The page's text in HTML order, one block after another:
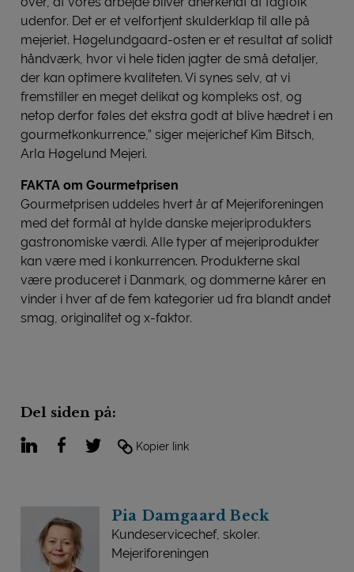
udenfor. Det er et velfortjent skulderklap til alle på
mejeriet. Høgelundgaard-osten er et resultat af solidt
håndværk, hvor vi hele tiden jagter de små detaljer,
der kan optimere kvaliteten. Vi synes selv, at vi
fremstiller en meget delikat og kompleks ost, og
netop derfor føles det ekstra godt at blive hædret i en
gourmetkonkurrence,” siger mejerichef Kim Bitsch,
Arla Høgelund Mejeri.
FAKTA om Gourmetprisen
Gourmetprisen uddeles hvert år af Mejeriforeningen
med det formål at hylde danske mejeriprodukters
gastronomiske værdi. Alle typer af mejeriprodukter
kan være med i konkurrencen. Produkterne skal
være produceret i Danmark, og dommerne kårer en
vinder i hver af de fem kategorier ud fra blandt andet
smag, originalitet og x-faktor.
Del siden på:
LinkedInFacebook
TwitterKopier link
Pia Damgaard Beck
Kundeservicechef, skoler.
Mejeriforeningen